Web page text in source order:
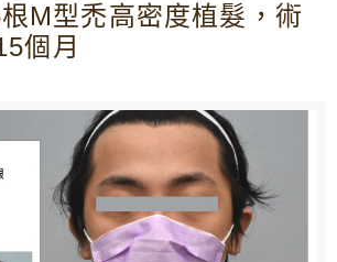
M型禿高密度植髮，術
個月